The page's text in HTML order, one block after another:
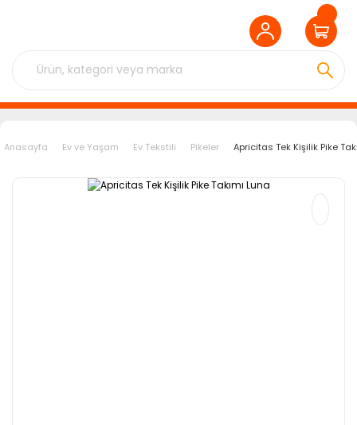
Anasayfa Ev ve Yaşam Ev Tekstili Pikeler Apricitas Tek Kişilik Pike